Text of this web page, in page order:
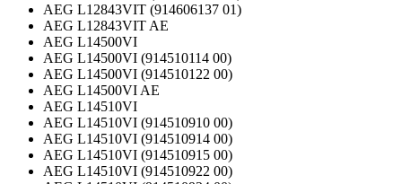
AEG L12843VIT (914606137 01)
AEG L12843VIT AE
AEG L14500VI
AEG L14500VI (914510114 00)
AEG L14500VI (914510122 00)
AEG L14500VI AE
AEG L14510VI
AEG L14510VI (914510910 00)
AEG L14510VI (914510914 00)
AEG L14510VI (914510915 00)
AEG L14510VI (914510922 00)